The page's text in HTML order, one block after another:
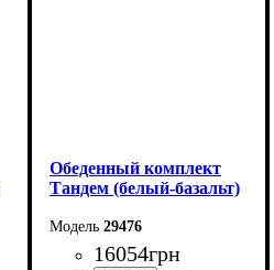
Обеденный комплект
Тандем (белый-базальт)
29476
16054грн